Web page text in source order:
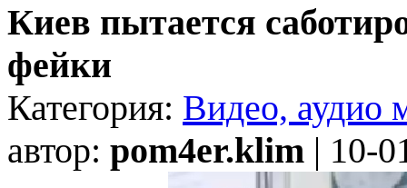
Киев пытается
фейки
Категория: Видео, аудио
автор: pom4er.klim | 10-